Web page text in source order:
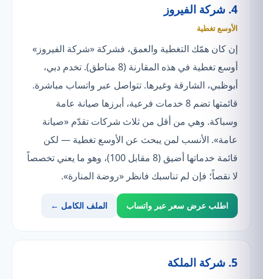
4. شركة الفيروز
الأوسع تغطية
إن كان همّك التغطية والعمق، فشركة «شركة الفيروز»
أوسع تغطية في هذه المقارنة (8 مناطق). تخدم دبي،
أبوظبي، الشارقة وغيرها. تتواصل عبر واتساب مباشرة.
قائمتها تضم 8 خدمات فرعية، أبرزها صيانة عامة
وسباكة. وهي من أقل من ثلاث شركات تقدّم «صيانة
عامة». الأنسب لمن يبحث عن الأوسع تغطية — لكن
قائمة خدماتها أضيق (8 مقابل 100)، وهو ما يعني تخصصاً
لا نقصاً؛ فإن لم تناسبك فانظر «روضة المنارة».
اطلب عرض سعر عبر واتساب الملف الكامل ←
5. شركة الملكة